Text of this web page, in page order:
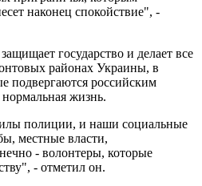
наконец спокойствие", -
государство и делает все
районах Украины, в
подвергаются российским
нормальная жизнь.
полиции, и наши социальные
местные власти,
- волонтеры, которые
- отметил он.